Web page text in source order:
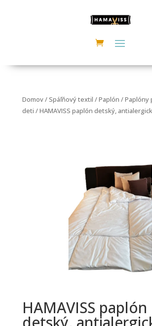
Domov/Spáľňový textil /Paplón /Paplóny
deti / HAMAVISS paplón detský,
HAMAVISS paplón